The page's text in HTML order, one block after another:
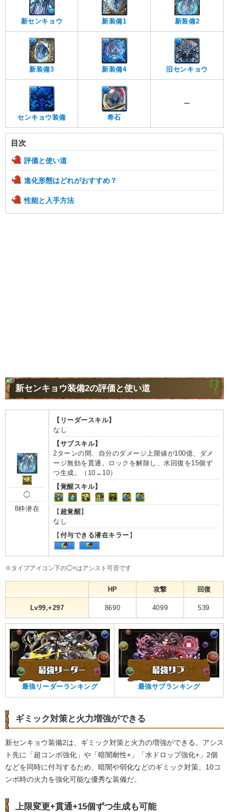
新センキョウ 新装備1 新装備2
新装備3 新装備4 旧センキョウ
センキョウ装備 希石
ー
目次
評価と使い道
進化形態はどれがおすすめ？
性能と入手方法
新センキョウ装備2の評価と使い道
◯
8枠潜在
【リーダースキル】
なし
【サブスキル】
2ターンの間、自分のダメージ上限値が100億、ダメ
ージ無効を貫通。ロックを解除し、水回復を15個ず
つ生成。（10→10）
【覚醒スキル】
【 超覚醒】
なし
【 付与できる潜在キラー 】
※タイプアイコン下の◯×はアシスト可否です
HP 攻撃 回復
Lv99,+297 8690 4099 539
最強リーダーランキング 最強サブランキング
ギミック対策と火力増強ができる
新センキョウ装備2は、ギミック対策と火力の増強ができる。アシス
ト先に「超コンボ強化」や「暗闇耐性+」「水ドロップ強化+」2個
などを同時に付与するため、暗闇や弱化などのギミック対策、10コ
ンボ時の火力を強化可能な優秀な装備だ。
上限変更+貫通+15個ずつ生成も可能